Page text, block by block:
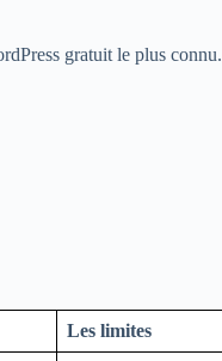
gratuit le plus connu.
Les limites